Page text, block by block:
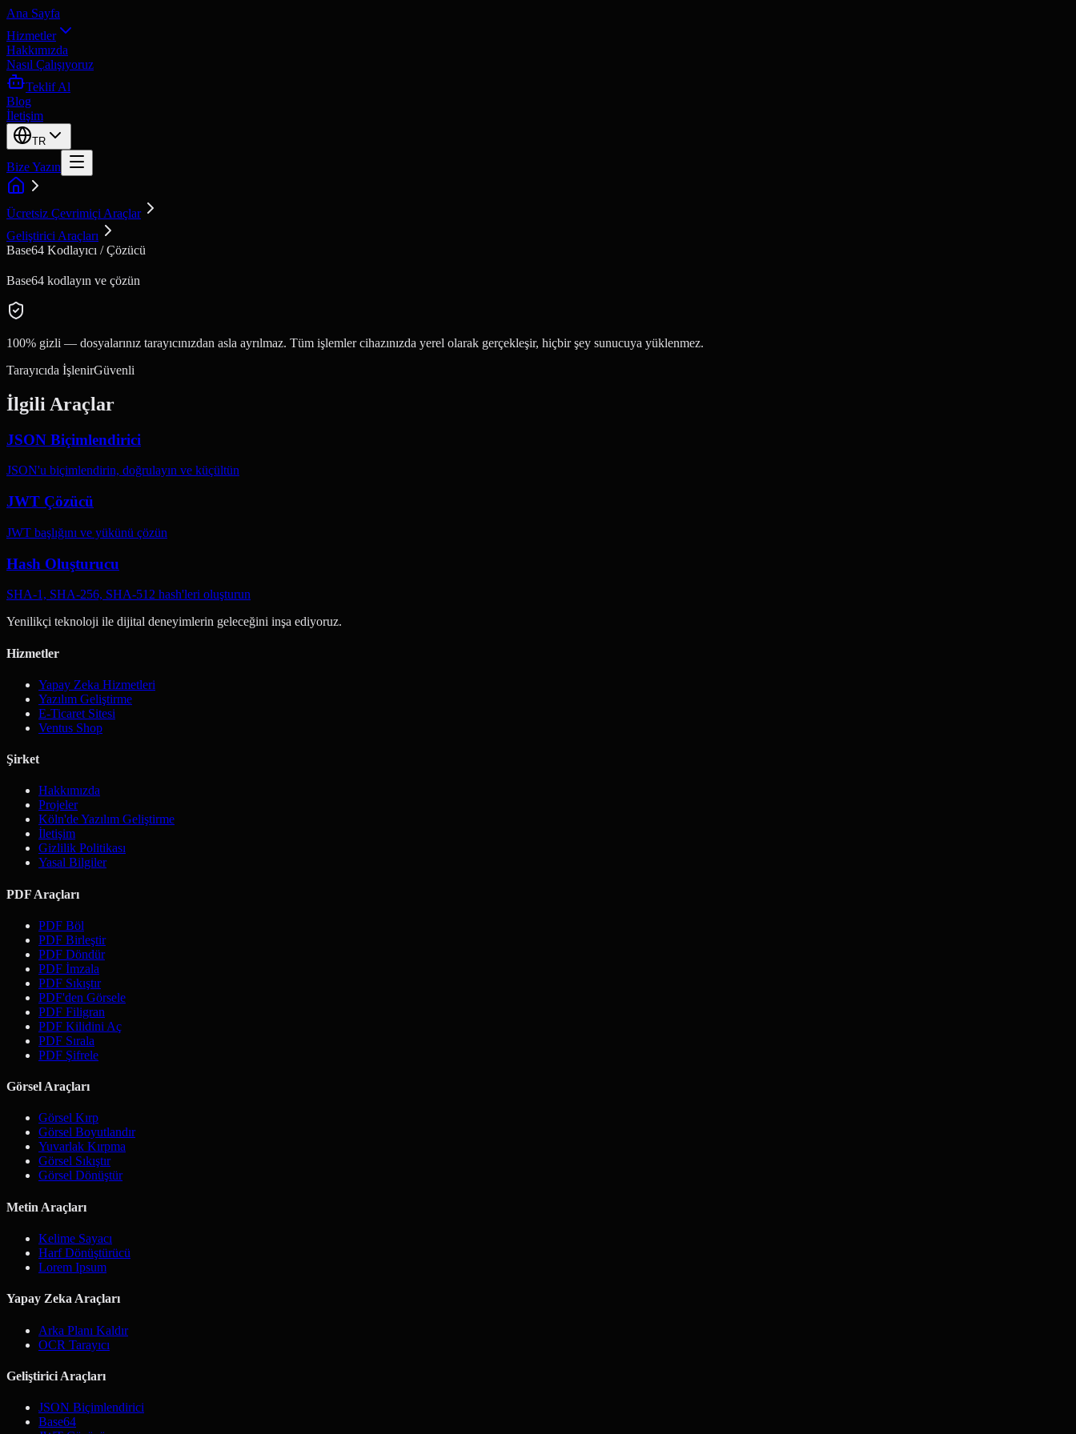
Ana Sayfa
Hizmetler
Hakkımızda
Nasıl Çalışıyoruz
Teklif Al
Blog
İletişim
TR
Bize Yazın
Ücretsiz Çevrimiçi Araçlar
Geliştirici Araçları
Base64 Kodlayıcı / Çözücü
Base64 kodlayın ve çözün
100% gizli — dosyalarınız tarayıcınızdan asla ayrılmaz. Tüm işlemler cihazınızda yerel olarak gerçekleşir, hiçbir şey sunucuya yüklenmez.
Tarayıcıda İşlenirGüvenli
İlgili Araçlar
JSON Biçimlendirici
JSON'u biçimlendirin, doğrulayın ve küçültün
JWT Çözücü
JWT başlığını ve yükünü çözün
Hash Oluşturucu
SHA-1, SHA-256, SHA-512 hash'leri oluşturun
Yenilikçi teknoloji ile dijital deneyimlerin geleceğini inşa ediyoruz.
Hizmetler
Yapay Zeka Hizmetleri
Yazılım Geliştirme
E-Ticaret Sitesi
Ventus Shop
Şirket
Hakkımızda
Projeler
Köln'de Yazılım Geliştirme
İletişim
Gizlilik Politikası
Yasal Bilgiler
PDF Araçları
PDF Böl
PDF Birleştir
PDF Döndür
PDF İmzala
PDF Sıkıştır
PDF'den Görsele
PDF Filigran
PDF Kilidini Aç
PDF Sırala
PDF Şifrele
Görsel Araçları
Görsel Kırp
Görsel Boyutlandır
Yuvarlak Kırpma
Görsel Sıkıştır
Görsel Dönüştür
Metin Araçları
Kelime Sayacı
Harf Dönüştürücü
Lorem Ipsum
Yapay Zeka Araçları
Arka Planı Kaldır
OCR Tarayıcı
Geliştirici Araçları
JSON Biçimlendirici
Base64